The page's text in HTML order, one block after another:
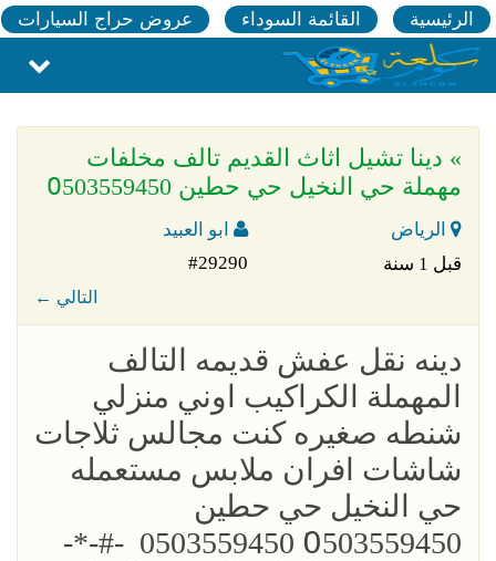
الرئيسية القائمة السوداء عروض حراج السيارات
» دينا تشيل اثاث القديم تالف مخلفات
مهملة حي النخيل حي حطين 0َ503559450
الرياض
ابو العبيد
قبل 1 سنة
#29290
← التالي
دينه نقل عفش قديمه التالف
المهملة الكراكيب اوني منزلي
شنطه صغيره كنت مجالس ثلاجات
شاشات افران ملابس مستعمله
حي النخيل حي حطين
0َ503559450 0503559450 ‏ -#-*-